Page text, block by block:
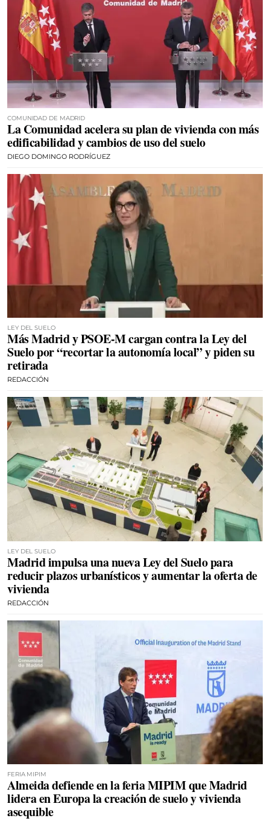
COMUNIDAD DE MADRID
La Comunidad acelera su plan de vivienda con más
edificabilidad y cambios de uso del suelo
DIEGO DOMINGO RODRÍGUEZ
LEY DEL SUELO
Más Madrid y PSOE-M cargan contra la Ley del
Suelo por “recortar la autonomía local” y piden su
retirada
REDACCIÓN
LEY DEL SUELO
Madrid impulsa una nueva Ley del Suelo para
reducir plazos urbanísticos y aumentar la oferta de
vivienda
REDACCIÓN
FERIA MIPIM
Almeida defiende en la feria MIPIM que Madrid
lidera en Europa la creación de suelo y vivienda
asequible